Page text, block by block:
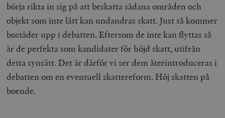
börja rikta in sig på att beskatta sådana områden och
objekt som inte lätt kan undandras skatt. Just så kommer
bostäder upp i debatten. Eftersom de inte kan flyttas så
är de perfekta som kandidater för höjd skatt, utifrån
detta synsätt. Det är därför vi ser dem återintroduceras i
debatten om en eventuell skattereform. Höj skatten på
boende.